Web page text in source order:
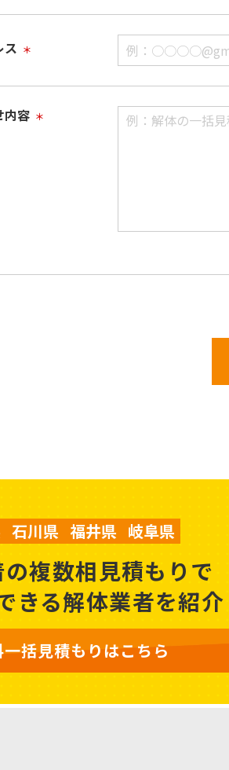
ス ＊
内容 ＊
石川県 福井県 岐阜県
複数相見積もりで
きる解体業者を紹介
括見積もりはこちら